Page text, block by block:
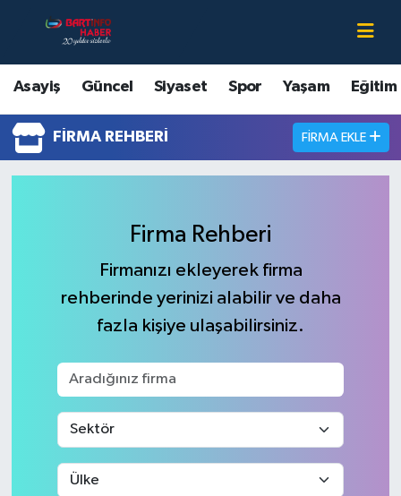
Asayiş Güncel Siyaset Spor Yaşam Eğitim
FIRMA REHBERI FIRMA EKLE
Firma Rehberi
Firmanızı ekleyerek firma
rehberinde yerinizi alabilir ve daha
fazla kişiye ulaşabilirsiniz.
Asayiş
Bartın Hakkında
Çevre
Güncel
Magazin
Medya
Sağlık
Bartın Nöbetçi Eczaneler
Bartın Hava Durumu
Bartin Namaz Vakitleri
Tüm Manşetler
Haber Arşivi